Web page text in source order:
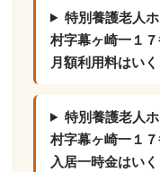
特別養護老人
村字幕ヶ崎一１
月額利用料はい
特別養護老人
村字幕ヶ崎一１
入居一時金はい